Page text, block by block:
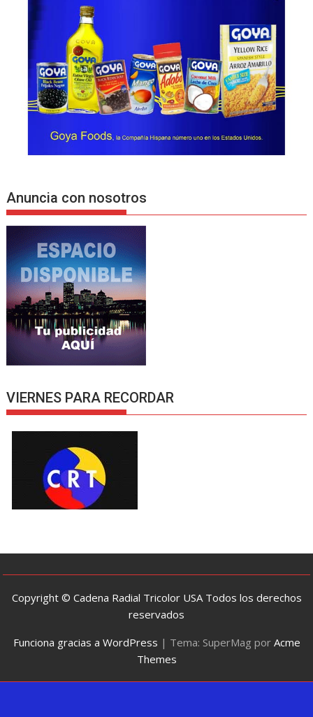
Anuncia con nosotros
VIERNES PARA RECORDAR
Copyright © Cadena Radial Tricolor USA Todos los derechos
reservados
Funciona gracias a WordPress | Tema: SuperMag por Acme
Themes